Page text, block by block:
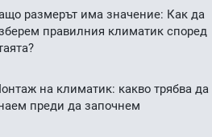
размерът има значение: Как да
правилния климатик според
на климатик: какво трябва да
преди да започнем